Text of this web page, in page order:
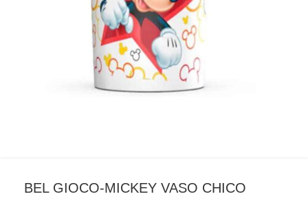
BEL GIOCO-MICKEY VASO CHICO